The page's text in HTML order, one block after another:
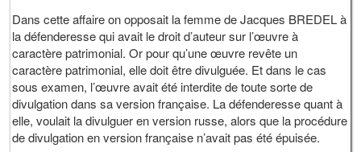
Dans cette affaire on opposait la femme de Jacques BREDEL à
la défenderesse qui avait le droit d’auteur sur l’œuvre à
caractère patrimonial. Or pour qu’une œuvre revête un
caractère patrimonial, elle doit être divulguée. Et dans le cas
sous examen, l’œuvre avait été interdite de toute sorte de
divulgation dans sa version française. La défenderesse quant à
elle, voulait la divulguer en version russe, alors que la procédure
de divulgation en version française n’avait pas été épuisée.